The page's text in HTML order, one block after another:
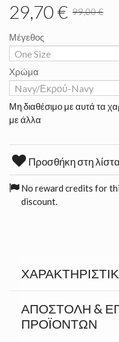
29,70 € 99,00 €
Μέγεθος
Χρώμα
Μη διαθέσιμο με αυτά τα
με άλλα
Προσθήκη στη
No reward credits for
discount.
ΑΠΟΣΤΟΛΉ &
ΠΡΟΪΟΝΤΩΝ